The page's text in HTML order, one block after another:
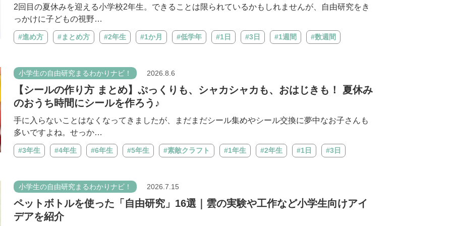
2回目の夏休みを迎える小学校2年生。できることは限られているかもしれませんが、自由研究をき
っかけに子どもの視野…
#進め方 #まとめ方 #2年生 #1か月 #低学年 #1日 #3日 #1週間 #数週間
小学生の自由研究まるわかりナビ！ 2026.8.6
【シールの作り方 まとめ】ぷっくりも、シャカシャカも、おはじきも！ 夏休み
のおうち時間にシールを作ろう♪
手に入らないことはなくなってきましたが、まだまだシール集めやシール交換に夢中なお子さんも
多いですよね。せっか…
#3年生 #4年生 #6年生 #5年生 #素敵クラフト #1年生 #2年生 #1日 #3日
小学生の自由研究まるわかりナビ！ 2026.7.15
ペットボトルを使った「自由研究」16選｜雲の実験や工作など小学生向けアイ
デアを紹介